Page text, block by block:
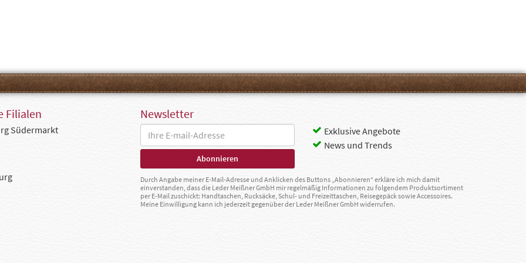
Filialen
Südermarkt
Newsletter
Exklusive Angebote
News und Trends
Durch Angabe meiner E-Mail-Adresse und Anklicken des Buttons „Abonnieren“ erkläre ich mich damit
einverstanden, dass die Leder Meißner GmbH mir regelmäßig Informationen zu folgendem Produktsortiment
per E-Mail zuschickt: Handtaschen, Rucksäcke, Schul- und Freizeittaschen, Reisegepäck sowie Accessoires.
Meine Einwilligung kann ich jederzeit gegenüber der Leder Meißner GmbH widerrufen.